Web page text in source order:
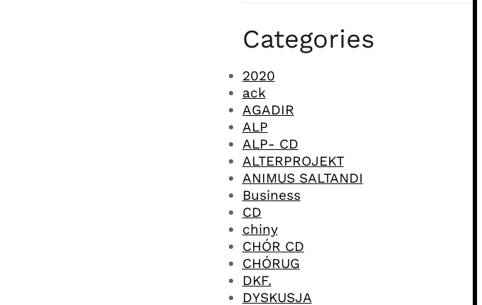
Categories
2020
ack
AGADIR
ALP
ALP- CD
ALTERPROJEKT
ANIMUS SALTANDI
Business
CD
chiny
CHÓR CD
CHÓRUG
DKF.
DYSKUSJA